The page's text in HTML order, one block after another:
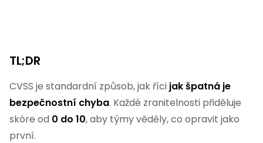
TL;DR
CVSS je standardní způsob, jak říci jak špatná je
bezpečnostní chyba. Každé zranitelnosti přiděluje
skóre od 0 do 10, aby týmy věděly, co opravit jako
první.